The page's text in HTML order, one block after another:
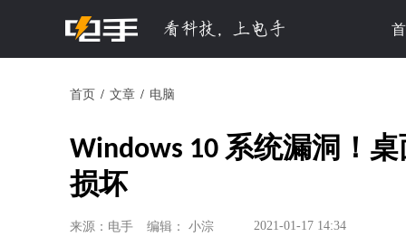
首页 文章 电脑
Windows 10 系统漏洞！
损坏
来源：电手 编辑： 小淙 2021-01-17 14:34